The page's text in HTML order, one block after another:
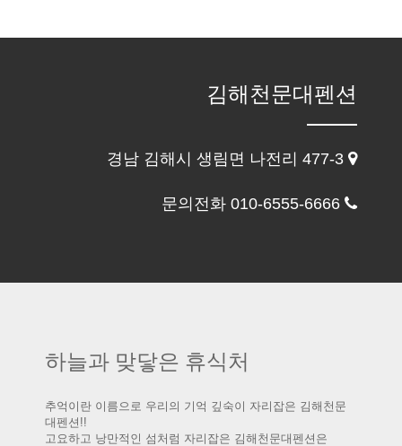
김해천문대펜션
경남 김해시 생림면 나전리 477-3
문의전화 010-6555-6666
하늘과 맞닿은 휴식처
추억이란 이름으로 우리의 기억 깊숙이 자리잡은 김해천문
대펜션!!
고요하고 낭만적인 섬처럼 자리잡은 김해천문대펜션은